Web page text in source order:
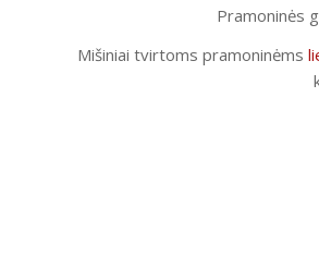
Pramoninės
Mišiniai tvirtoms pramoninėms